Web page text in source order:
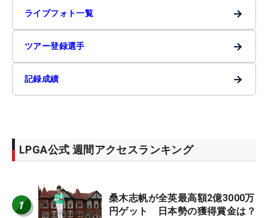
ライブフォト一覧 →
ツアー登録選手 →
記録成績 →
LPGA公式 週間アクセスランキング
1
桑木志帆が全英最高額2億3000万
円ゲット 日本勢の獲得賞金は？